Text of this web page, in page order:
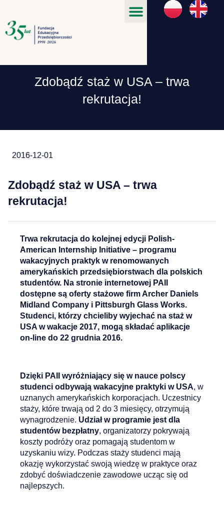
Zdobądź staż w USA – trwa
rekrutacja!
2016-12-01
Zdobądź staż w USA – trwa
rekrutacja!
Trwa rekrutacja do kolejnej edycji Polish-
American Internship Initiative – programu
wakacyjnych praktyk w renomowanych
amerykańskich przedsiębiorstwach dla polskich
studentów. Na stronie internetowej PAII
dostępne są oferty stażowe firm Archer Daniels
Midland Company i Pittsburgh Glass Works.
Studenci, którzy chcieliby wyjechać na staż w
USA w wakacje 2017, mogą składać aplikacje
on-line do 22 grudnia 2016.
Dzięki PAII wyróżniający się w nauce polscy
studenci odbywają wakacyjne praktyki w USA, w
uznanych amerykańskich korporacjach. Uczestnicy
staży, które trwają od 2 do 3 miesięcy, otrzymują
wynagrodzenie. Udział w programie jest dla
studentów bezpłatny, organizatorzy pokrywają
koszty podróży oraz pomagają studentom w
uzyskaniu wizy. Podczas staży studenci mają
okazję wykorzystać swoją wiedzę w praktyce oraz
zdobyć doświadczenie zawodowe ucząc się od
najlepszych.